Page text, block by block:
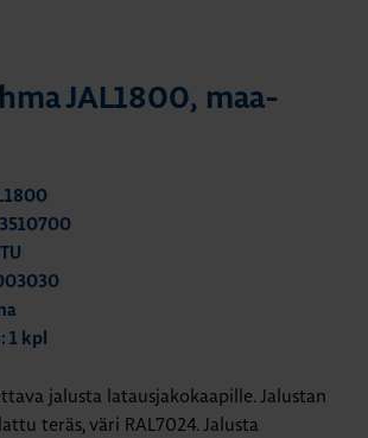
JAL1800, maa-
1 kpl
jalusta latausjakokaapille. Jalustan
teräs, väri RAL7024. Jalusta